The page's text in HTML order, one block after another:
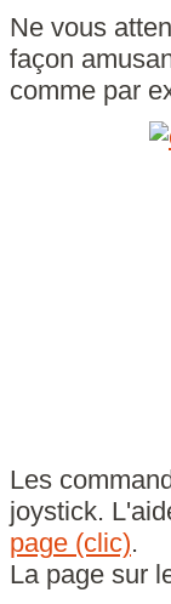
Ne vous
façon
comme par
Les
joystick.
page (clic).
La page sur